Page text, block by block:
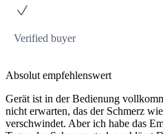
Verified buyer
Absolut empfehlenswert
Gerät ist in der Bedienung
nicht erwarten, das der Schmerz
verschwindet. Aber ich habe das